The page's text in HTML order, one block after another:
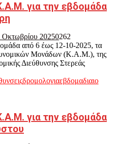
για την εβδομάδα
Οκτωβρίου 20250262
από 6 έως 12-10-2025, τα
Μονάδων (Κ.Α.Μ.), της
Διεύθυνσης Στερεάς
δρομολογιαεβδομαδιαιο
για την εβδομάδα